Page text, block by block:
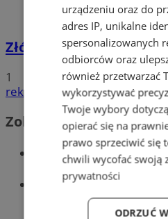
Złóż wniosek o
1
reklama
Zobacz również
Wiadomości
Wiadomości lokalne
urządzeniu oraz do
adres IP, unikalne
spersonalizowanych
odbiorców oraz
również przetwarzać
wykorzystywać
Twoje wybory
opierać się na
prawo sprzeciwić się
chwili wycofać swoją
prywatności
ODRZUĆ